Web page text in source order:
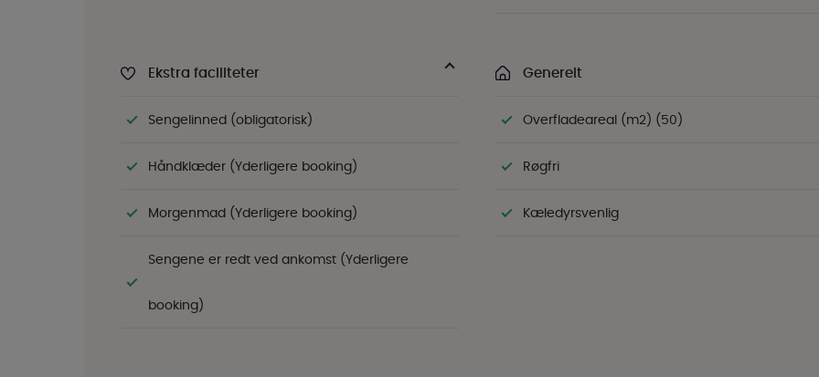
Ekstra faciliteter
Sengelinned (obligatorisk)
Håndklæder (Yderligere booking)
Morgenmad (Yderligere booking)
Sengene er redt ved ankomst (Yderligere
booking)
Generelt
Overfladeareal (m2) (50)
Røgfri
Kæledyrsvenlig